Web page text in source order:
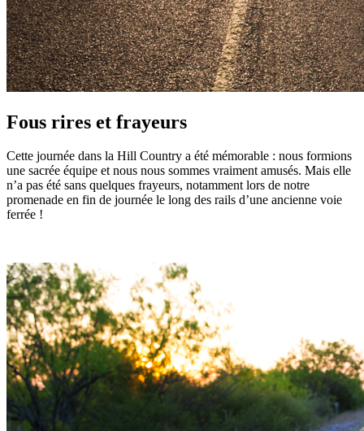
Fous rires et frayeurs
Cette journée dans la Hill Country a été mémorable : nous formions
une sacrée équipe et nous nous sommes vraiment amusés. Mais elle
n’a pas été sans quelques frayeurs, notamment lors de notre
promenade en fin de journée le long des rails d’une ancienne voie
ferrée !